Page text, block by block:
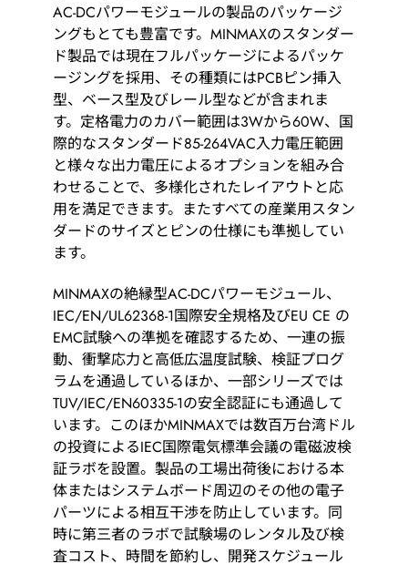
AC-DCパワーモジュールの製品のパッケージ
ングもとても豊富です。MINMAXのスタンダー
ド製品では現在フルパッケージによるパッケ
ージングを採用、その種類にはPCBピン挿入
型、ベース型及びレール型などが含まれま
す。定格電力のカバー範囲は3Wから60W、国
際的なスタンダード85-264VAC入力電圧範囲
と様々な出力電圧によるオプションを組み合
わせることで、多様化されたレイアウトと応
用を満足できます。またすべての産業用スタン
ダードのサイズとピンの仕様にも準拠してい
ます。
MINMAXの絶縁型AC-DCパワーモジュール、
IEC/EN/UL62368-1国際安全規格及びEU CE の
EMC試験への準拠を確認するため、一連の振
動、衝撃応力と高低広温度試験、検証プログ
ラムを通過しているほか、一部シリーズでは
TUV/IEC/EN60335-1の安全認証にも通過して
います。このほかMINMAXでは数百万台湾ドル
の投資によるIEC国際電気標準会議の電磁波検
証ラボを設置。製品の工場出荷後における本
体またはシステムボード周辺のその他の電子
パーツによる相互干渉を防止しています。同
時に第三者のラボで試験場のレンタル及び検
査コスト、時間を節約し、開発スケジュール